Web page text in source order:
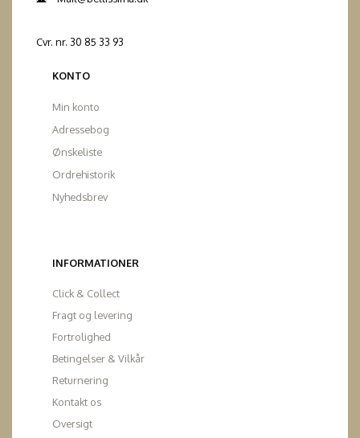
Cvr. nr. 30 85 33 93
KONTO
Min konto
Adressebog
Ønskeliste
Ordrehistorik
Nyhedsbrev
INFORMATIONER
Click & Collect
Fragt og levering
Fortrolighed
Betingelser & Vilkår
Returnering
Kontakt os
Oversigt